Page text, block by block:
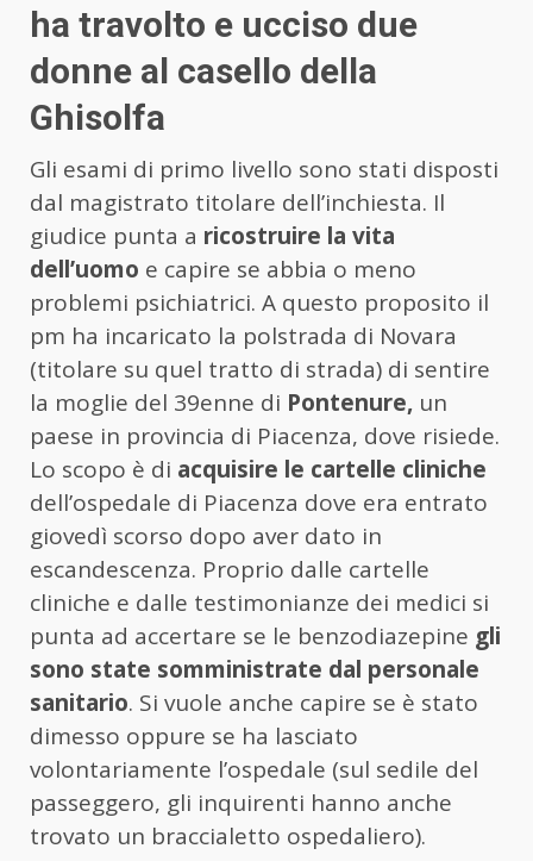
ha travolto e ucciso due
donne al casello della
Ghisolfa
Gli esami di primo livello sono stati disposti
dal magistrato titolare dell’inchiesta. Il
giudice punta a ricostruire la vita
dell’uomo e capire se abbia o meno
problemi psichiatrici. A questo proposito il
pm ha incaricato la polstrada di Novara
(titolare su quel tratto di strada) di sentire
la moglie del 39enne di Pontenure, un
paese in provincia di Piacenza, dove risiede.
Lo scopo è di acquisire le cartelle cliniche
dell’ospedale di Piacenza dove era entrato
giovedì scorso dopo aver dato in
escandescenza. Proprio dalle cartelle
cliniche e dalle testimonianze dei medici si
punta ad accertare se le benzodiazepine gli
sono state somministrate dal personale
sanitario. Si vuole anche capire se è stato
dimesso oppure se ha lasciato
volontariamente l’ospedale (sul sedile del
passeggero, gli inquirenti hanno anche
trovato un braccialetto ospedaliero).